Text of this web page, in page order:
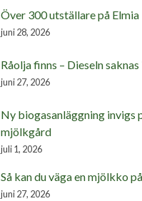
Över 300 utställare på Elmia
juni 28, 2026
Råolja finns – Dieseln saknas
juni 27, 2026
Ny biogasanläggning invigs
mjölkgård
juli 1, 2026
Så kan du väga en mjölkko
juni 27, 2026